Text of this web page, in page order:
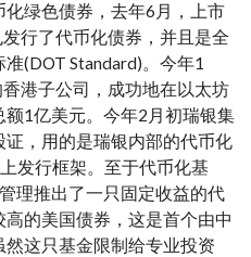
绿色债券，去年6月，上市
行了代币化债券，并且是全
(DOT Standard)。今年1
港子公司，成功地在以太坊
额1亿美元。今年2月初瑞银集
，用的是瑞银内部的代币化
发行框架。至于代币化基
理推出了一只固定收益的代
的美国债券，这是首个由中
这只基金限制给专业投资